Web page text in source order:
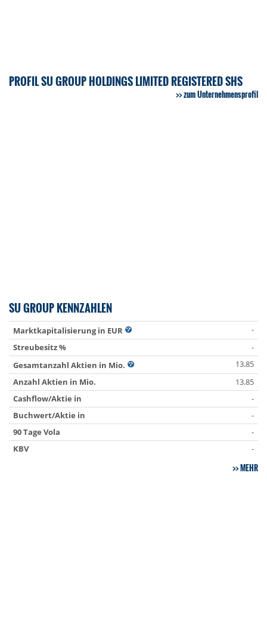
PROFIL SU GROUP HOLDINGS LIMITED REGISTERED SHS
zum Unternehmensprofil
SU GROUP KENNZAHLEN
Marktkapitalisierung in EUR
-
Streubesitz %
-
Gesamtanzahl Aktien in Mio.
13.85
Anzahl Aktien in Mio.
13.85
Cashflow/Aktie in
-
Buchwert/Aktie in
-
90 Tage Vola
-
KBV
-
MEHR